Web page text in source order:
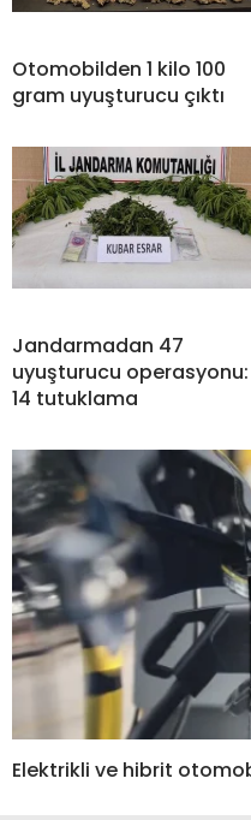
Otomobilden 1 kilo 100
gram uyuşturucu çıktı
Jandarmadan 47
uyuşturucu operasyonu:
14 tutuklama
Elektrikli ve hibrit